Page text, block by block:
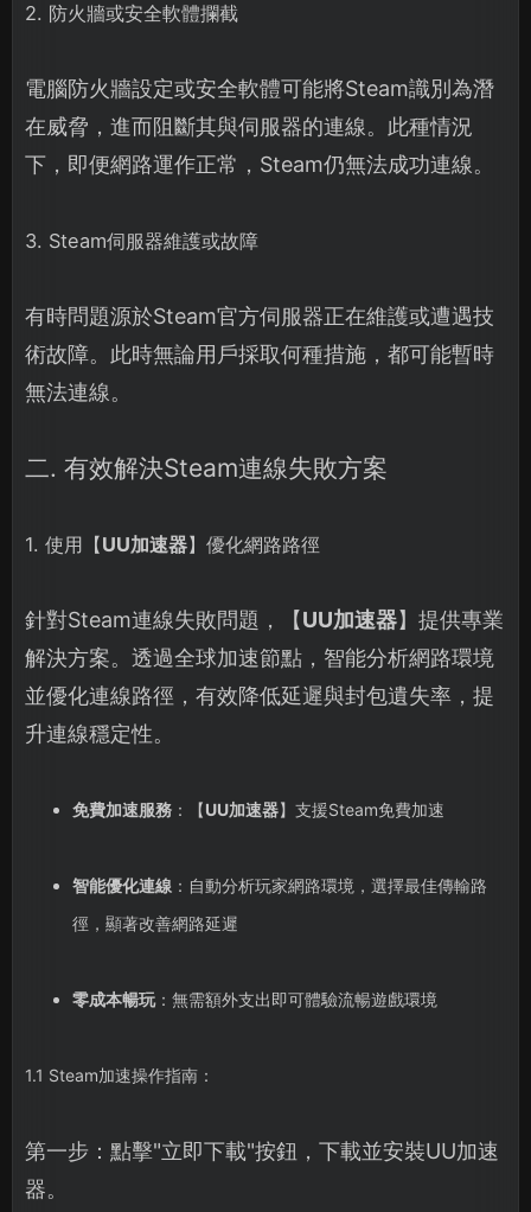
2. 防火牆或安全軟體攔截
電腦防火牆設定或安全軟體可能將Steam識別為潛
在威脅，進而阻斷其與伺服器的連線。此種情況
下，即便網路運作正常，Steam仍無法成功連線。
3. Steam伺服器維護或故障
有時問題源於Steam官方伺服器正在維護或遭遇技
術故障。此時無論用戶採取何種措施，都可能暫時
無法連線。
二. 有效解決Steam連線失敗方案
1. 使用【UU加速器】優化網路路徑
針對Steam連線失敗問題，【UU加速器】提供專業
解決方案。透過全球加速節點，智能分析網路環境
並優化連線路徑，有效降低延遲與封包遺失率，提
升連線穩定性。
免費加速服務：【UU加速器】支援Steam免費加速
智能優化連線 ：自動分析玩家網路環境，選擇最佳傳輸路
徑，顯著改善網路延遲
零成本暢玩：無需額外支出即可體驗流暢遊戲環境
1.1 Steam加速操作指南：
第一步：點擊"立即下載"按鈕，下載並安裝UU加速
器。